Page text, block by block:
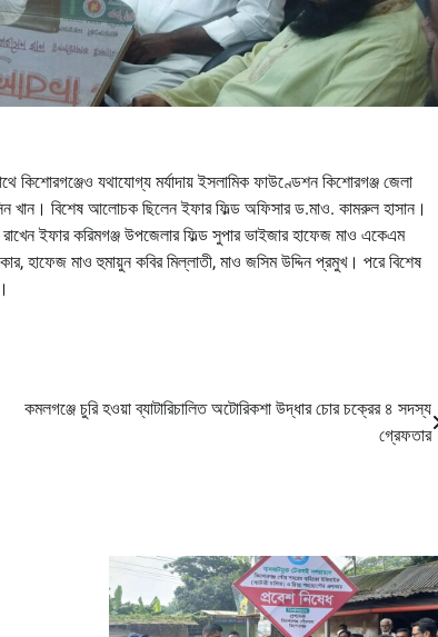
কিশোরগঞ্জেও যথাযোগ্য মর্যাদায় ইসলামিক ফাউণ্ডেশন কিশোরগঞ্জ জেলা
বিশেষ আলোচক ছিলেন ইফার ফিল্ড অফিসার ড.মাও. কামরুল হাসান।
ইফার করিমগঞ্জ উপজেলার ফিল্ড সুপার ভাইজার হাফেজ মাও একেএম
হাফেজ মাও হুমায়ুন কবির মিল্লাতী, মাও জসিম উদ্দিন প্রমুখ। পরে বিশেষ
কমলগঞ্জে চুরি হওয়া ব্যাটারিচালিত অটোরিকশা উদ্ধার চোর চক্রের ৪ সদস্য
গ্রেফতার